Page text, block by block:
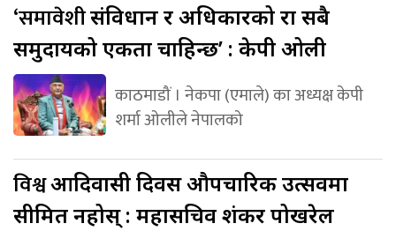
‘समावेशीसंविधान र अधिकारको रक्षा सबै
समुदायको एकता चाहिन्छ’ : केपी ओली
काठमाडौं । नेकपा (एमाले) का अध्यक्ष केपी
शर्मा ओलीले नेपालको
विश्वआदिवासी दिवस औपचारिक उत्सवमा
सीमित नहोस् : महासचिव शंकर पोखरेल